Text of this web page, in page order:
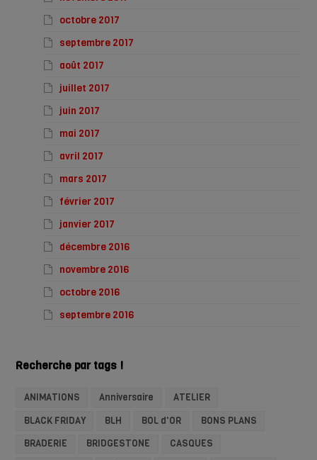
octobre 2017
septembre 2017
août 2017
juillet 2017
juin 2017
mai 2017
avril 2017
mars 2017
février 2017
janvier 2017
décembre 2016
novembre 2016
octobre 2016
septembre 2016
Recherche par tags !
ANIMATIONS Anniversaire
ATELIER
BLACK FRIDAY
BLH BOL d'OR
BONS PLANS
BRADERIE
BRIDGESTONE
CASQUES